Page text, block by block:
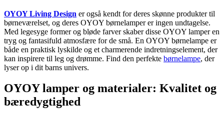
OYOY Living Design er også kendt for deres skønne produkter til
børneværelset, og deres OYOY børnelamper er ingen undtagelse.
Med legesyge former og bløde farver skaber disse OYOY lamper en
tryg og fantasifuld atmosfære for de små. En OYOY børnelampe er
både en praktisk lyskilde og et charmerende indretningselement, der
kan inspirere til leg og drømme. Find den perfekte børnelampe, der
lyser op i dit barns univers.
OYOY lamper og materialer: Kvalitet og
bæredygtighed